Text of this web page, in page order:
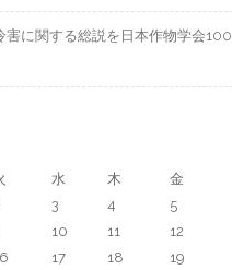
害に関する総説を日本作物学会
水 木 金
3 4 5
10 11 12
17 18 19